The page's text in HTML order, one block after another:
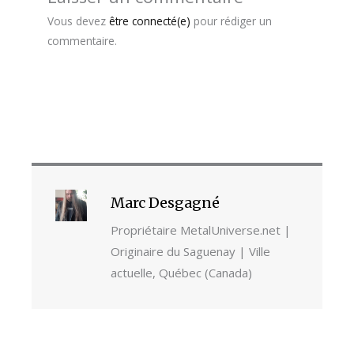
Vous devez être connecté(e) pour rédiger un
commentaire.
Marc Desgagné
Propriétaire MetalUniverse.net |
Originaire du Saguenay | Ville
actuelle, Québec (Canada)